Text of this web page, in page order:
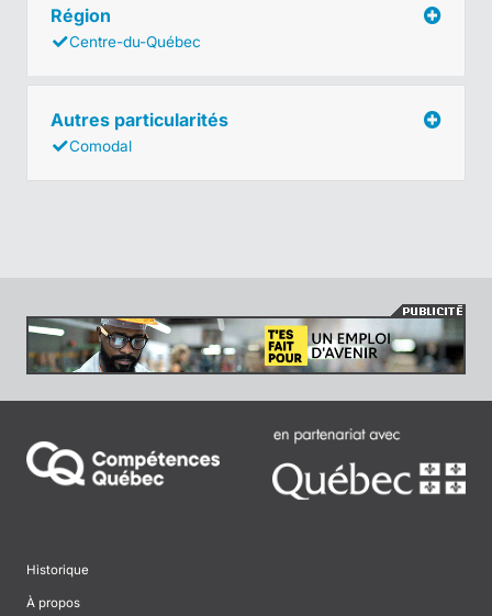
Région
Centre-du-Québec
Autres particularités
Comodal
Historique
À propos